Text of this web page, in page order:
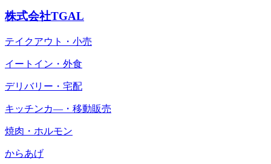
株式会社TGAL
テイクアウト・小売
イートイン・外食
デリバリー・宅配
キッチンカ―・移動販売
焼肉・ホルモン
からあげ